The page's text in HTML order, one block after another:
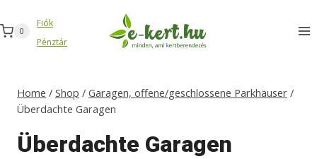
Inhalt
springen
0
Fiók
Pénztár
Home / Shop / Garagen, offene/geschlossene Parkhäuser /
Überdachte Garagen
Überdachte Garagen